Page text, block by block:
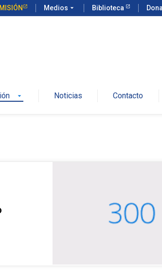
Medios arrow_drop_down Biblioteca
arrow_drop_down Noticias Contacto